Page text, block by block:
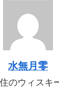
水無月零
のウィスキ